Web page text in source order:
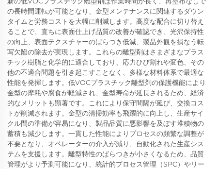
の長時間運転が可能となり、金型メンテナンスに関連するダウン
タイムと労務コストを大幅に削減します。高度な配合に切り替え
ることで、直ちに表面仕上げ品質の改善が確認でき、光沢保持性
の向上、表面テクスチャーのばらつき低減、製品外観を損なう転
写欠陥の除去が実現します。これらの離型剤はさまざまなプラス
チック樹脂と化学的に適合しており、応力ひび割れや変色、その
他の不適合問題を引き起こすことなく、多様な材料体系で最適な
性能を発揮します。低VOCプラスチック離型剤の保護機能により
金型の摩耗や腐食が軽減され、金型寿命が延長されるため、経済
的なメリットも顕著です。これにより保守間隔が延び、交換コス
トが削減されます。金型の清掃効率も飛躍的に向上し、生産サイ
クル間の準備が容易になり、製品品質に悪影響を及ぼす堆積物の
蓄積も減少します。一貫した性能によりプロセスの頻繁な調整が
不要となり、オペレーターの介入が減り、自動化された生産シス
テムを支援します。離型特性のばらつきが小さくなるため、品質
管理がより予測可能になり、統計的プロセス管理（SPC）やリー